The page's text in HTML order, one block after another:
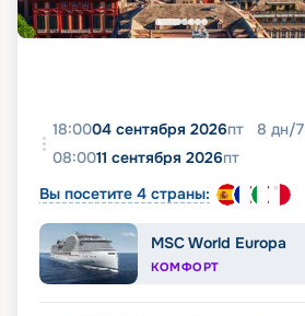
18:0004 сентября 2026пт 8 дн/7
08:0011 сентября 2026пт
Вы посетите 4 страны:
MSC World Europa
КОМФОРТ